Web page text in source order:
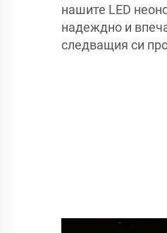
нашите LED
надеждно и
следващия си